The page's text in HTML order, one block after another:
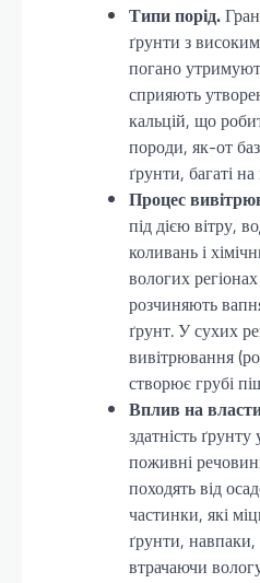
Типи порід.
ґрунти з
погано
сприяють
кальцій, що
породи, як-от
ґрунти, багаті на
Процес
під дією вітру,
коливань і
вологих
розчиняють
ґрунт. У сухих
вивітрювання
створює грубі
Вплив на
здатність
поживні
походять від
частинки, які
ґрунти,
втрачаючи